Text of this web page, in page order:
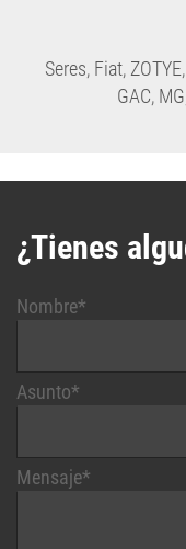
Seres, Fiat, ZOTYE,
GAC, MG
¿Tienes
Nombre*
Asunto*
Mensaje*